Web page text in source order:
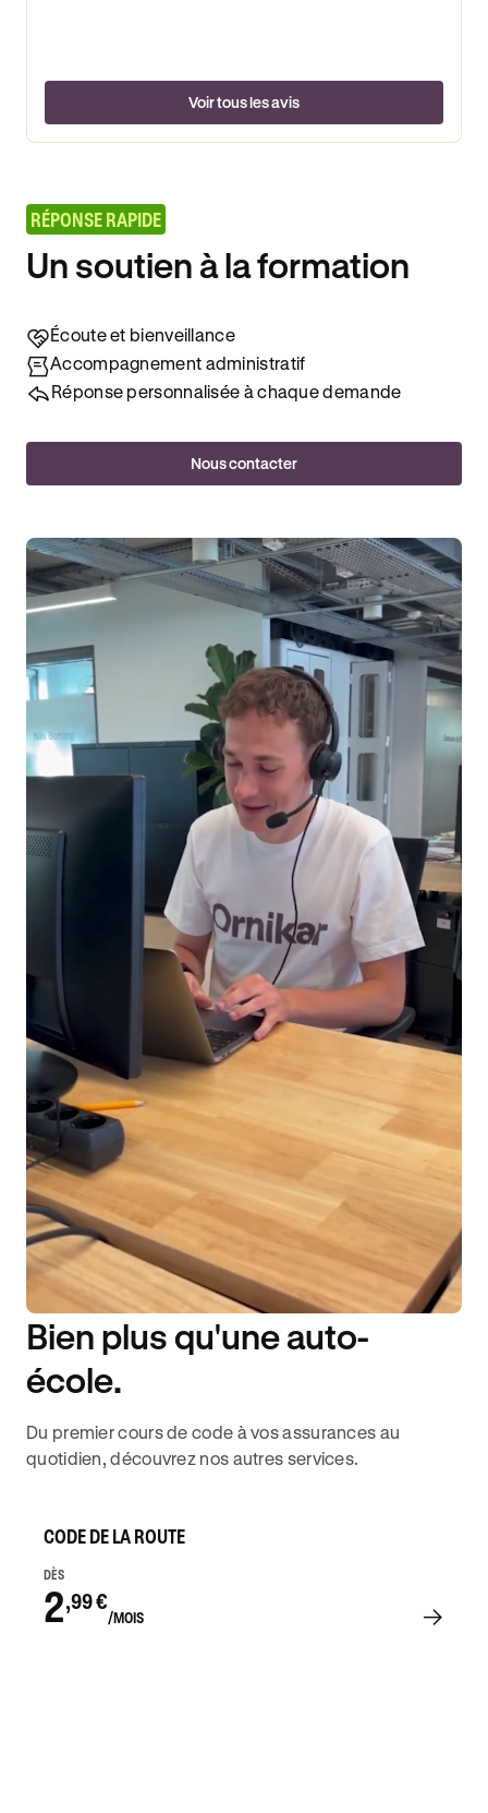
Voir tous les avis
DISPONIBILITÉ 6J/7
RÉPONSE RAPIDE
Un soutien à la formation
Écoute et bienveillance
Accompagnement administratif
Réponse personnalisée à chaque demande
Nous contacter
Bien plus qu'une auto-
école.
Du premier cours de code à vos assurances au
quotidien, découvrez nos autres services.
CODE DE LA ROUTE
DÈS
2,99 €
/MOIS